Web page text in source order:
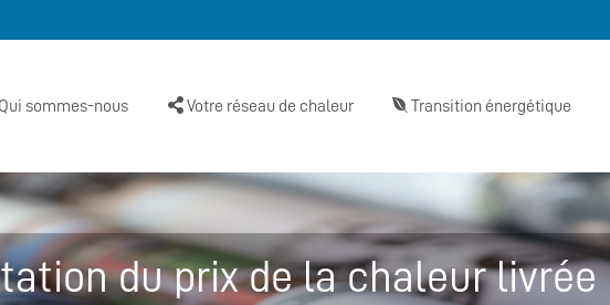
Qui sommes-nous Votre réseau de chaleur Transition énergétique
du prix de la chaleur livrée